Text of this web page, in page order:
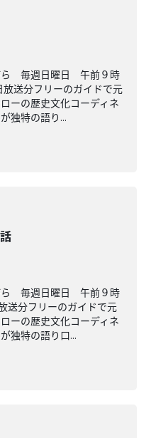
ら 毎週日曜日 午前９時
送分フリーのガイドで元
ーの歴史文化コーディネ
独特の語り...
ら 毎週日曜日 午前９時
分フリーのガイドで元
ーの歴史文化コーディネ
独特の語り口...